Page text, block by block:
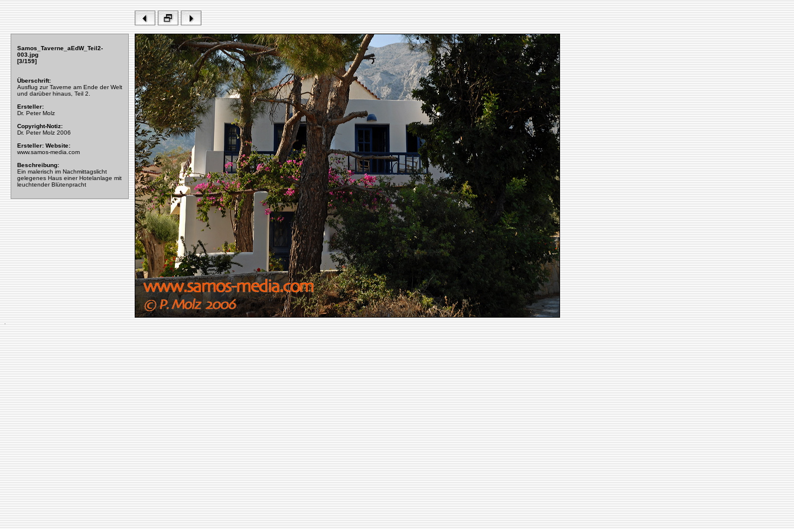
Samos_Taverne_aEdW_Teil2-
003.jpg
[3/159]
Überschrift:
Ausflug zur Taverne am Ende der Welt
und darüber hinaus, Teil 2.
Ersteller:
Dr. Peter Molz
Copyright-Notiz:
Dr. Peter Molz 2006
Ersteller: Website:
www.samos-media.com
Beschreibung:
Ein malerisch im Nachmittagslicht
gelegenes Haus einer Hotelanlage mit
leuchtender Blütenpracht